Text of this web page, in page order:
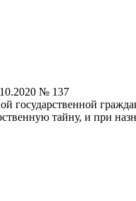
№ 137
государственной
тайну, и при